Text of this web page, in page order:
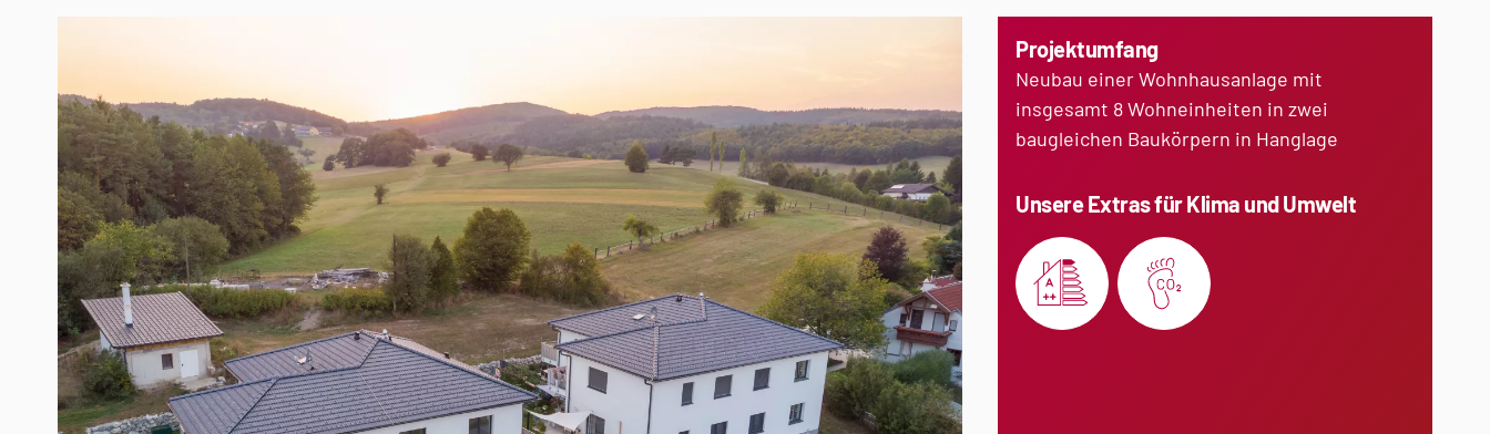
Projektumfang
Neubau einer Wohnhausanlage mit
insgesamt 8 Wohneinheiten in zwei
baugleichen Baukörpern in Hanglage
Unsere Extras für Klima und Umwelt